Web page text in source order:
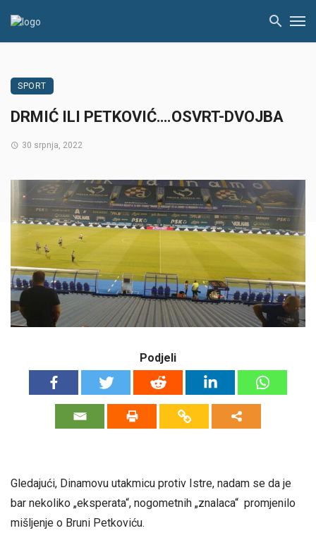
SPORT
DRMIĆ ILI PETKOVIĆ….OSVRT-DVOJBA
30 srpnja, 2022
Podjeli
Gledajući, Dinamovu utakmicu protiv Istre, nadam se da je
bar nekoliko „eksperata“, nogometnih „znalaca“ promjenilo
mišljenje o Bruni Petkoviću.